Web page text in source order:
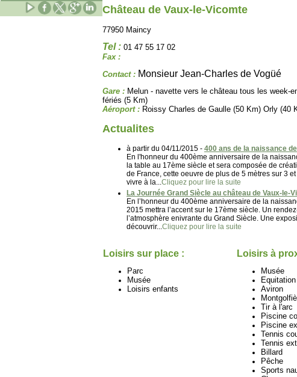
Château de Vaux-le-Vicomte
77950 Maincy
Tel : 01 47 55 17 02
Fax :
Contact : Monsieur Jean-Charles de Vogüé
Gare : Melun - navette vers le château tous les week-
fériés (5 Km)
Aéroport : Roissy Charles de Gaulle (50 Km) Orly (40
Actualites
à partir du 04/11/2015 - 400 ans de la naissance
En l'honneur du 400ème anniversaire de la
la table au 17ème siècle et sera composée de
de France, cette oeuvre de plus de 5 mètres sur 3
vivre à la...Cliquez pour lire la suite
La Journée Grand Siècle au château de Vaux-le-
En l’honneur du 400ème anniversaire de la
2015 mettra l’accent sur le 17ème siècle. Un
l’atmosphère enivrante du Grand Siècle. Une
découvrir...Cliquez pour lire la suite
Loisirs sur place :
Parc
Musée
Loisirs enfants
Loisirs à
Musée
Equitation
Aviron
Tir à l'arc
Piscine
Piscine
Tennis
Tennis
Billard
Pêche
Sports